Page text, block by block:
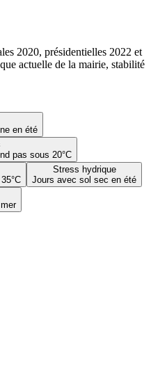
en été
pas sous 20°C
Stress hydrique
Jours avec sol sec en été
2020, présidentielles 2022 et
actuelle de la mairie, stabilité